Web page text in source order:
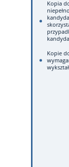
Kopia
Kopie